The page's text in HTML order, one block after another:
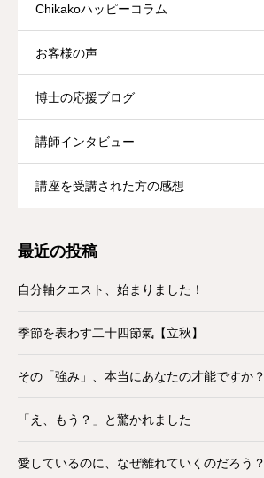
Chikakoハッピーコラム
お客様の声
博士の応援ブログ
講師インタビュー
講座を受講された方の感想
最近の投稿
自分軸クエスト、始まりました！
季節を表わす二十四節氣【立秋】
その「強み」、本当にあなたの才能ですか？
「え、もう？」と驚かれました
愛しているのに、なぜ離れていくのだろう？